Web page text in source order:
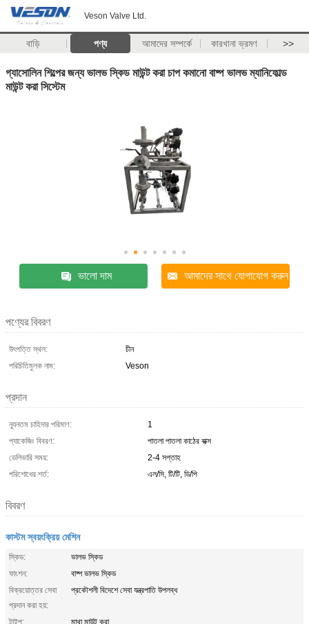
Veson Valve Ltd.
বাড়ি পণ্য আমাদের সম্পর্কে কারখানা ভ্রমণ >>
গ্যাসোলিন শিল্পের জন্য ভালভ স্কিড মাউন্ট করা চাপ কমানো বাষ্প ভালভ ম্যানিফোল্ড
মাউন্ট করা সিস্টেম
ভালো দাম আমাদের সাথে যোগাযোগ করুন
পণ্যের বিবরণ
উৎপত্তি স্থল:
চীন
পরিচিতিমুলক নাম:
Veson
প্রদান
ন্যূনতম চাহিদার পরিমাণ:
1
প্যাকেজিং বিবরণ:
পাতলা পাতলা কাঠের বাক্স
ডেলিভারি সময়:
2-4 সপ্তাহ
পরিশোধের শর্ত:
এল/সি, টি/টি, ডি/পি
বিবরণ
কাস্টম স্বয়ংক্রিয় মেশিন
স্কিড:
ভালভ স্কিড
ফাংশন:
বাষ্প ভালভ স্কিড
বিক্রয়োত্তর সেবা
প্রদান করা হয়:
প্রকৌশলী বিদেশে সেবা যন্ত্রপাতি উপলব্ধ
টাইপ:
মাথা মাউন্ট করা